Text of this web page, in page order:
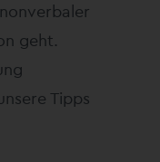
geht.
Tipps